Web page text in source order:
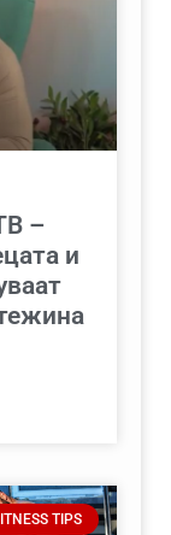
–
и
TIPS